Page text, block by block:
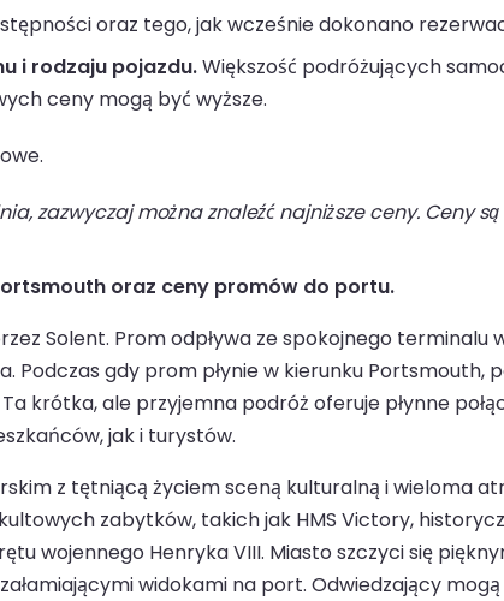
oraz tego, jak wcześnie dokonano
i rodzaju pojazdu.Większość podróżujących
ceny mogą być wyższe.
zazwyczaj można znaleźć najniższe ceny. Ceny
oraz ceny promów do portu.
Solent. Prom odpływa ze spokojnego terminalu
Podczas gdy prom płynie w kierunku Portsmouth,
krótka, ale przyjemna podróż oferuje płynne
jak i turystów.
z tętniącą życiem sceną kulturalną i wieloma
zabytków, takich jak HMS Victory,
wojennego Henryka VIII. Miasto szczyci się
widokami na port. Odwiedzający mogą